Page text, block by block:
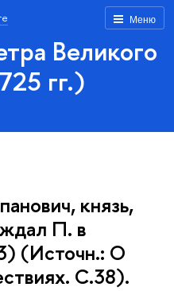
Меню
Великого
гг.)
князь,
П. в
(Источн.: О
С.38).